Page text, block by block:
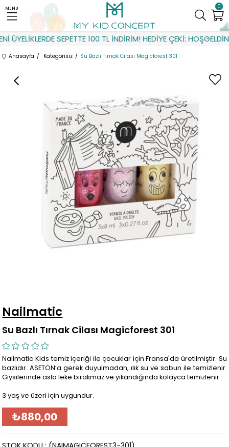
SEPETTE 100 TL İNDİRİM! HEDİYE ÇEKİ: HOŞGELDİN
0
MENU
Anasayfa Kategorisiz Su Bazlı Tırnak Cilası Magicforest 301
Nailmatic
Su Bazlı Tırnak Cilası Magicforest 301
Nailmatic Kids temiz içeriği ile çocuklar için Fransa'da üretilmiştir. Su
bazlıdır. ASETON’a gerek duyulmadan, ılık su ve sabun ile temizlenir.
Giysilerinde asla leke bırakmaz ve yıkandığında kolayca temizlenir.
3 yaş ve üzeri için uygundur.
₺880,00